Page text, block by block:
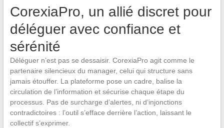
CorexiaPro, un allié discret pour
déléguer avec confiance et
sérénité
Déléguer n’est pas se dessaisir. CorexiaPro agit comme le
partenaire silencieux du manager, celui qui structure sans
jamais étouffer. La plateforme pose un cadre, balise la
circulation de l’information et sécurise chaque étape du
processus. Pas de surcharge d’alertes, ni d’injonctions
contradictoires : l’outil s’efface derrière l’action, laissant le
collectif s’exprimer.